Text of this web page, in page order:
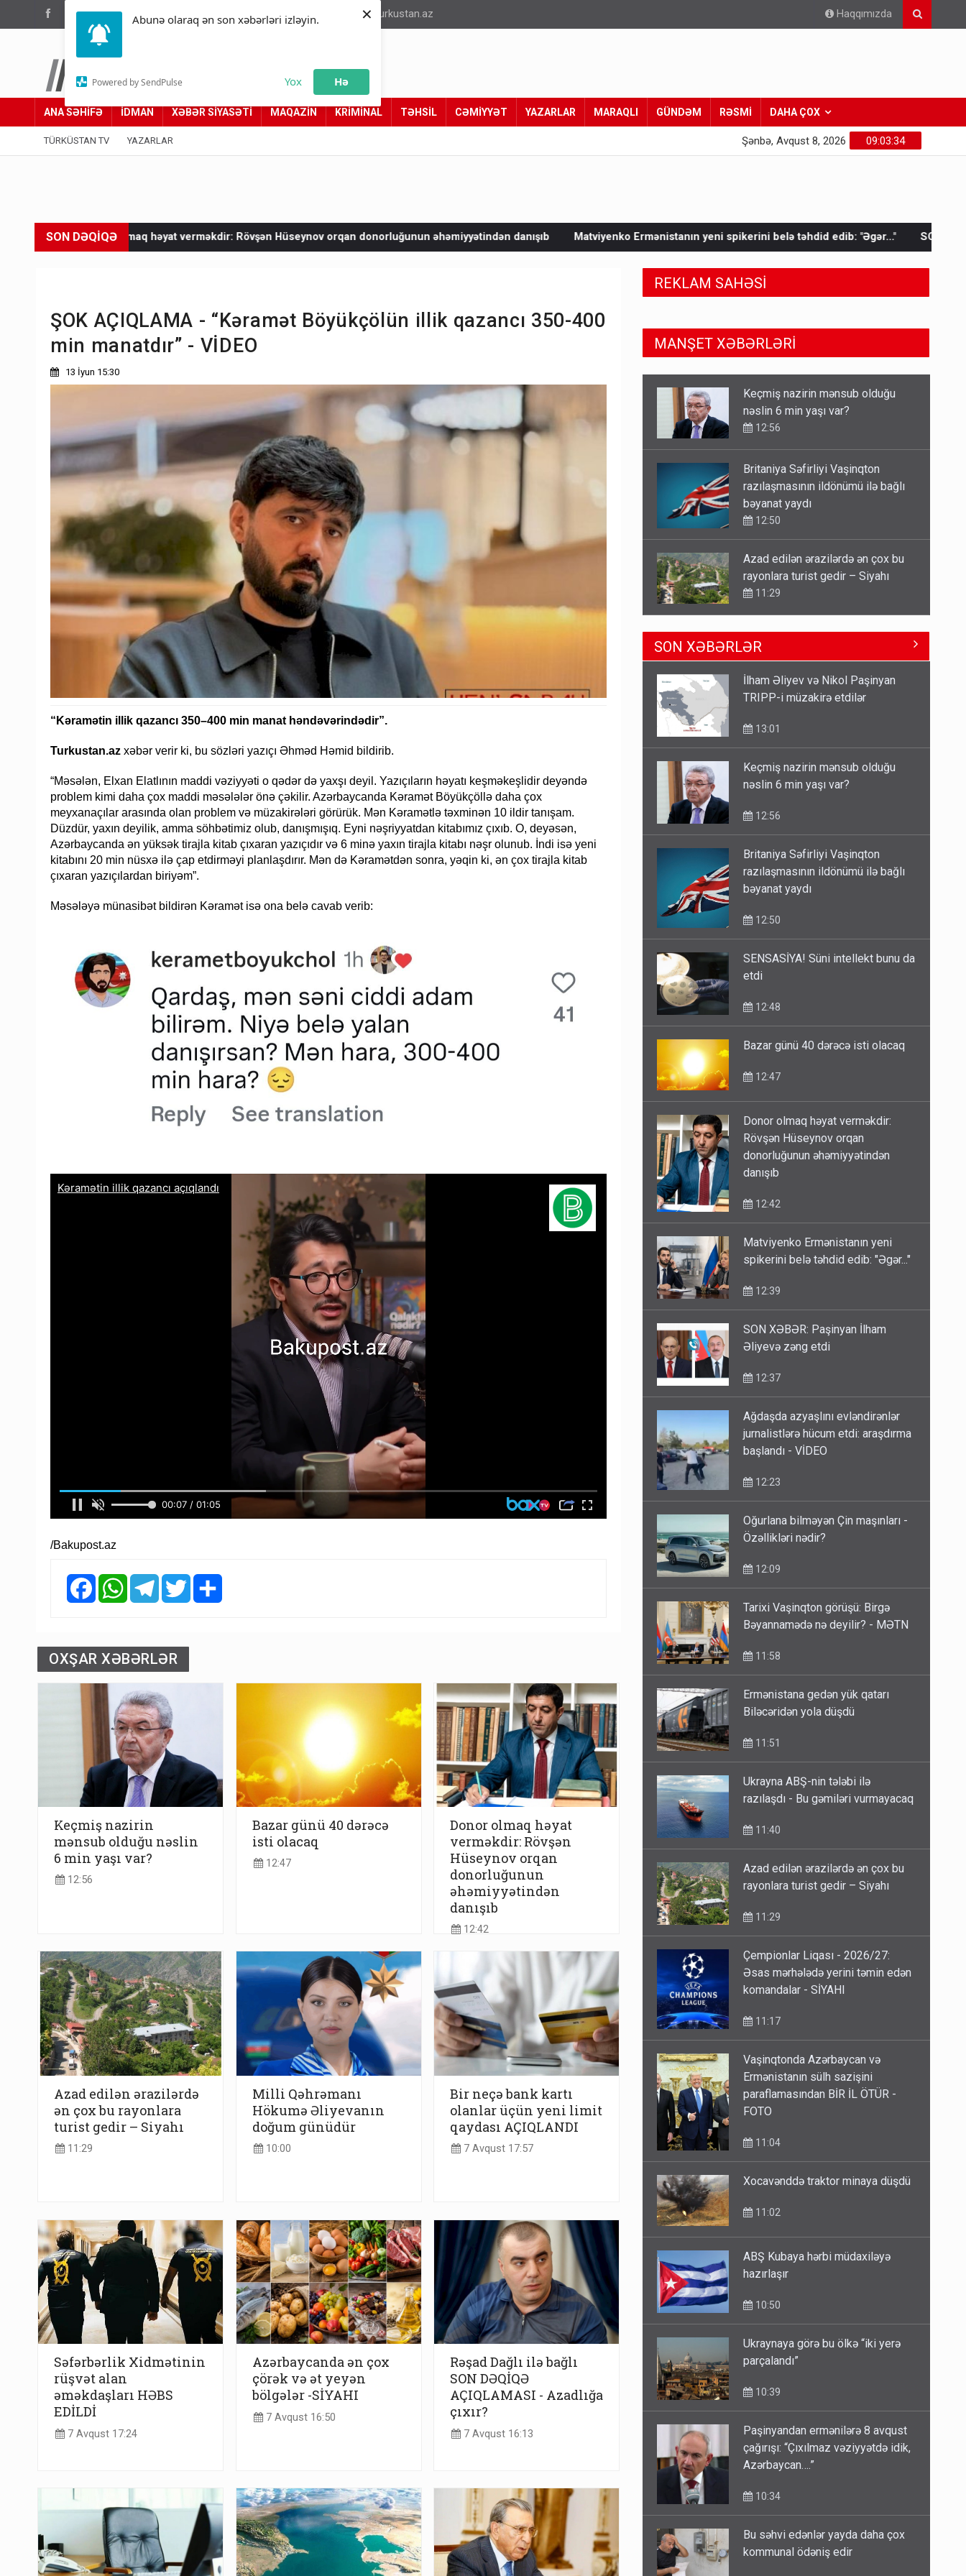
Abunə olaraq ən son xəbərləri izləyin.
Powered by SendPulse Yox Hə
×
(012) 449 94 05 info@turkustan.az Haqqımızda
Türküstan.az
Adımız yolumuzdur
ANA SƏHİFƏ İDMAN XƏBƏR SİYASƏTİ MAQAZİN KRİMİNAL TƏHSİL CƏMİYYƏT YAZARLAR MARAQLI GÜNDƏM RƏSMİ DAHA ÇOX
TÜRKÜSTAN TV YAZARLAR 09:03:37
Şənbə, Avqust 8, 2026
SON DƏQİQƏ
verməkdir: Rövşən Hüseynov orqan donorluğunun əhəmiyyətindən danışıb Matviyenko Ermənistanın yeni spikerini belə təhdid edib: "Əgər..." SON XƏBƏR: Paşinyan İlham Əliyevə
ŞOK AÇIQLAMA - “Kəramət Böyükçölün illik qazancı 350-400
min manatdır” - VİDEO
13 İyun 15:30
“Kəramətin illik qazancı 350–400 min manat həndəvərindədir”.
Turkustan.az xəbər verir ki, bu sözləri yazıçı Əhməd Həmid bildirib.
“Məsələn, Elxan Elatlının maddi vəziyyəti o qədər də yaxşı deyil. Yazıçıların həyatı keşməkeşlidir deyəndə
problem kimi daha çox maddi məsələlər önə çəkilir. Azərbaycanda Kəramət Böyükçöllə daha çox
meyxanaçılar arasında olan problem və müzakirələri görürük. Mən Kəramətlə təxminən 10 ildir tanışam.
Düzdür, yaxın deyilik, amma söhbətimiz olub, danışmışıq. Eyni nəşriyyatdan kitabımız çıxıb. O, deyəsən,
Azərbaycanda ən yüksək tirajla kitab çıxaran yazıçıdır və 6 minə yaxın tirajla kitabı nəşr olunub. İndi isə yeni
kitabını 20 min nüsxə ilə çap etdirməyi planlaşdırır. Mən də Kəramətdən sonra, yəqin ki, ən çox tirajla kitab
çıxaran yazıçılardan biriyəm”.
Məsələyə münasibət bildirən Kəramət isə ona belə cavab verib:
/Bakupost.az
FacebookWhatsAppTelegramTwitter
OXŞAR XƏBƏRLƏR
Keçmiş nazirin
mənsub olduğu nəslin
6 min yaşı var?
12:56
Bazar günü 40 dərəcə
isti olacaq
12:47
Donor olmaq həyat
verməkdir: Rövşən
Hüseynov orqan
donorluğunun
əhəmiyyətindən
danışıb
12:42
Azad edilən ərazilərdə
ən çox bu rayonlara
turist gedir – Siyahı
11:29
Milli Qəhrəmanı
Hökumə Əliyevanın
doğum günüdür
10:00
Bir neçə bank kartı
olanlar üçün yeni limit
qaydası AÇIQLANDI
7 Avqust 17:57
Səfərbərlik Xidmətinin
rüşvət alan
əməkdaşları HƏBS
EDİLDİ
7 Avqust 17:24
Azərbaycanda ən çox
çörək və ət yeyən
bölgələr -SİYAHI
7 Avqust 16:50
Rəşad Dağlı ilə bağlı
SON DƏQİQƏ
AÇIQLAMASI - Azadlığa
çıxır?
7 Avqust 16:13
REKLAM SAHƏSİ
MANŞET XƏBƏRLƏRİnəslin 6 min yaşı var?
12:56
Britaniya Səfirliyi Vaşinqton
razılaşmasının ildönümü ilə bağlı
bəyanat yaydı
Azad edilən ərazilərdə ən çox bu
rayonlara turist gedir – Siyahı
11:29
Xocavənddə traktor minaya düşdü
11:02
Gedişi var, dönüşü yox: Bakı-
Tbilisi-Bakı qatarına bilet
7 Avqust 23:17
Geri çağırılan səfir Abel
SON XƏBƏRLƏR
İlham Əliyev və Nikol Paşinyan
TRIPP-i müzakirə etdilər
13:01
Keçmiş nazirin mənsub olduğu
nəslin 6 min yaşı var?
12:56
Britaniya Səfirliyi Vaşinqton
razılaşmasının ildönümü ilə bağlı
bəyanat yaydı
12:50
SENSASİYA! Süni intellekt bunu da
etdi
12:48
Bazar günü 40 dərəcə isti olacaq
12:47
Donor olmaq həyat verməkdir:
Rövşən Hüseynov orqan
donorluğunun əhəmiyyətindən
danışıb
12:42
Matviyenko Ermənistanın yeni
spikerini belə təhdid edib: "Əgər..."
12:39
SON XƏBƏR: Paşinyan İlham
Əliyevə zəng etdi
12:37
Ağdaşda azyaşlını evləndirənlər
jurnalistlərə hücum etdi: araşdırma
başlandı - VİDEO
12:23
Oğurlana bilməyən Çin maşınları -
Özəllikləri nədir?
12:09
Tarixi Vaşinqton görüşü: Birgə
Bəyannamədə nə deyilir? - MƏTN
11:58
Ermənistana gedən yük qatarı
Biləcəridən yola düşdü
11:51
Ukrayna ABŞ-nin tələbi ilə
razılaşdı - Bu gəmiləri vurmayacaq
11:40
Azad edilən ərazilərdə ən çox bu
rayonlara turist gedir – Siyahı
11:29
Çempionlar Liqası - 2026/27:
Əsas mərhələdə yerini təmin edən
komandalar - SİYAHI
11:17
Vaşinqtonda Azərbaycan və
Ermənistanın sülh sazişini
paraflamasından BİR İL ÖTÜR -
FOTO
11:04
Xocavənddə traktor minaya düşdü
11:02
ABŞ Kubaya hərbi müdaxiləyə
hazırlaşır
10:50
Ukraynaya görə bu ölkə “iki yerə
parçalandı”
10:39
Paşinyandan ermənilərə 8 avqust
çağırışı: “Çıxılmaz vəziyyətdə idik,
Azərbaycan….”
10:34
Bu səhvi edənlər yayda daha çox
kommunal ödəniş edir